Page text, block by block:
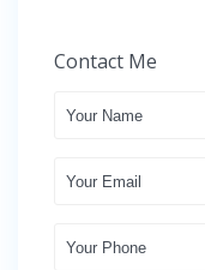
Contact Me